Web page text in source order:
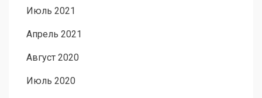
Июль 2021
Апрель 2021
Август 2020
Июль 2020